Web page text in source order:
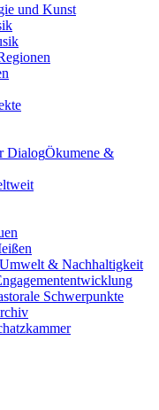
und Kunst
Ökumene &
Umwelt & Nachhaltigkeit
Schwerpunkte